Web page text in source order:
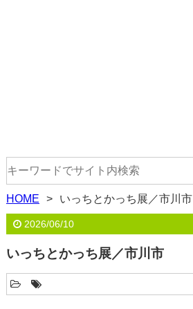
HOME いっちとかっち展／市川市
2026/06/10
いっちとかっち展／市川市